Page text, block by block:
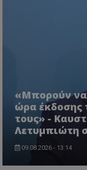
«Μπορούν να
ώρα
τους» -
Λετυμπιώτη
09.08.2026 - 13:14